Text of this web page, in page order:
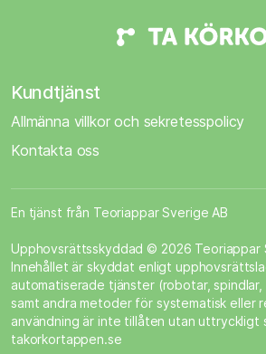
Kundtjänst
Allmänna villkor och sekretesspolicy
Kontakta oss
En tjänst från Teoriappar Sverige AB
Upphovsrättsskyddad © 2026 Teoriappar
Innehållet är skyddat enligt
automatiserade tjänster (robotar, spindlar,
samt andra metoder för systematisk eller
användning är inte tillåten utan uttryckligt
takorkortappen.se